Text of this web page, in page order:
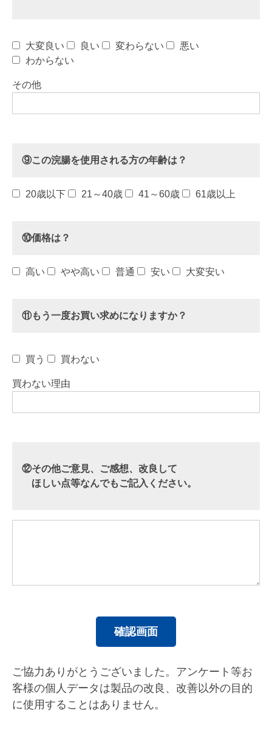
大変良い 良い 変わらない
悪い
わからない
その他
⑨この浣腸を使用される方の年齢は？
20歳以下 21～40歳 41～60歳 61歳以上
⑩価格は？
高い やや高い 普通 安い 大変安い
⑪もう一度お買い求めになりますか？
買う 買わない
買わない理由
⑫その他ご意見、ご感想、改良して
ほしい点等なんでもご記入ください。
ご協力ありがとうございました。アンケート等お
客様の個人データは製品の改良、改善以外の目的
に使用することはありません。